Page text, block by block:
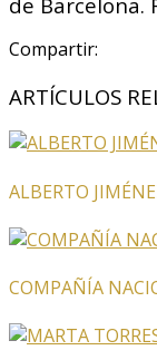
Compartir:
ARTÍCULOS
ALBERTO
COMPAÑÍA